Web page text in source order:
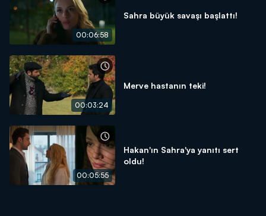
00:06:58
Sahra büyük savaşı başlattı!
00:03:24
Merve hastanın teki!
00:05:55
Hakan'ın Sahra'ya yanıtı sert
oldu!